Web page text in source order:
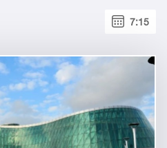
7:15